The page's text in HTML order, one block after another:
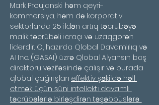
Mark Proujanski həm qeyri-
kommersiya, həm də korporativ
sektorlarda 25 ildən artıq təcrübəyə
malik təcrübəli icraçı və uzaqgörən
liderdir. O, hazırda Qlobal Davamlılıq və
AI Inc. (GASAI) üzrə Qlobal Alyansın baş
direktoru vəzifəsində çalışır və burada
qlobal çağırışları effektiv şəkildə həll
etmək üçün süni intellekti davamlı
təcrübələrlə birləşdirən təşəbbüslərə